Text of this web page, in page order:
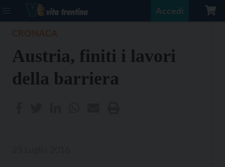
Accedi
Austria, finiti i lavori
della barriera